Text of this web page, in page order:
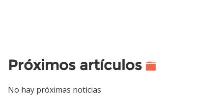
Próximos artículos
No hay próximas noticias